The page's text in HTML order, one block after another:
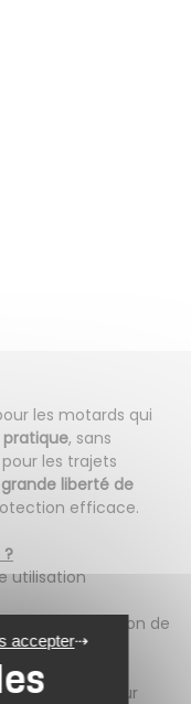
les motards qui
, sans
les trajets
grande liberté de
efficace.
?
utilisation
et sensation de
en été
dynamique pour
accepter